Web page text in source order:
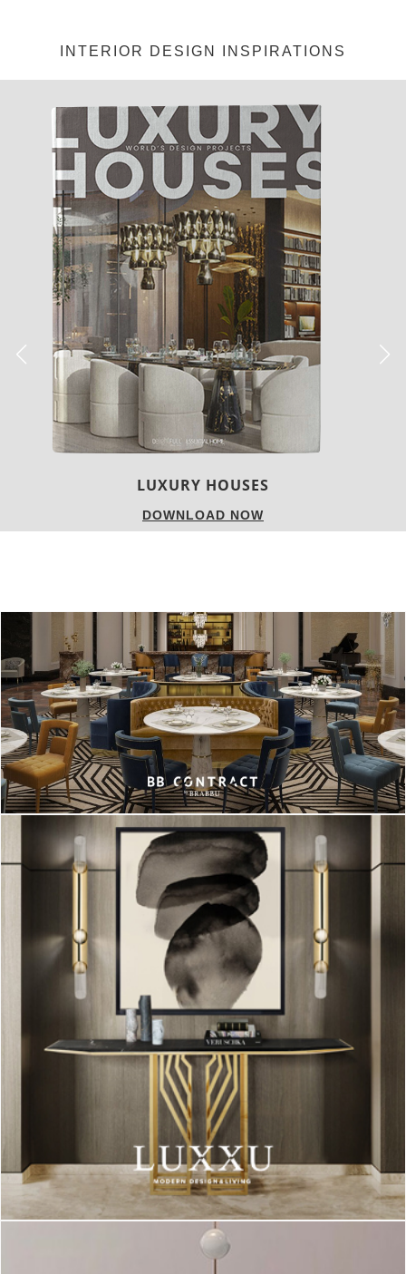
INTERIOR DESIGN INSPIRATIONS
CHARMFUL HOUSE OF CARLO DONATI
DOWNLOAD NOW